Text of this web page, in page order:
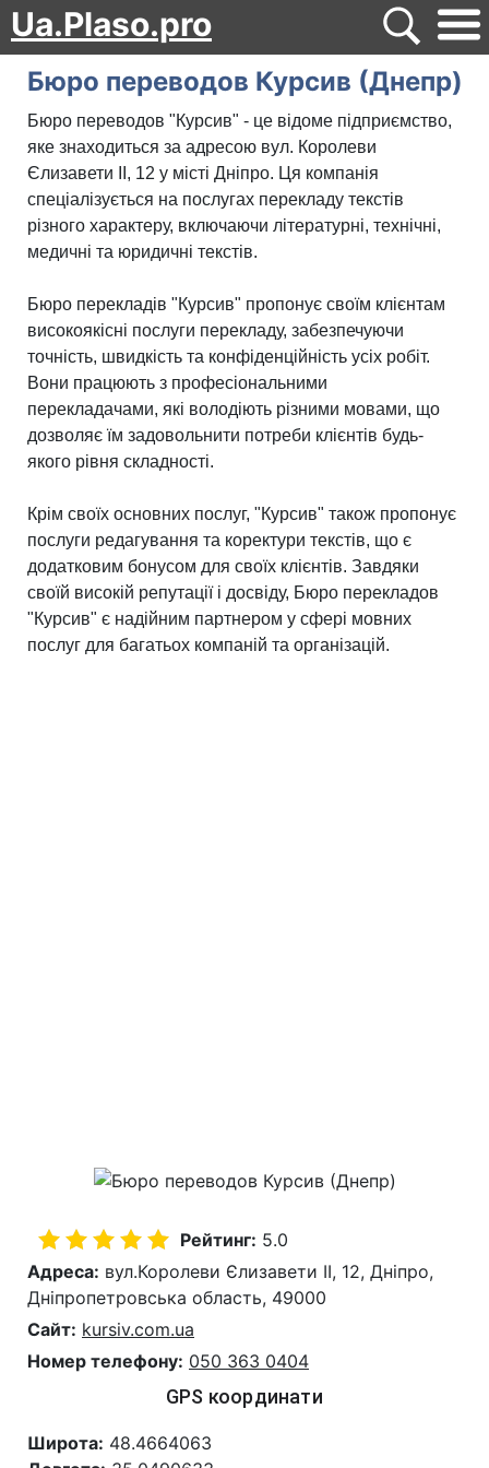
Ua.Plaso.pro
Бюро переводов Курсив (Днепр)
Бюро переводов "Курсив" - це відоме підприємство,
яке знаходиться за адресою вул. Королеви
Єлизавети II, 12 у місті Дніпро. Ця компанія
спеціалізується на послугах перекладу текстів
різного характеру, включаючи літературні, технічні,
медичні та юридичні текстів.
Бюро перекладів "Курсив" пропонує своїм клієнтам
високоякісні послуги перекладу, забезпечуючи
точність, швидкість та конфіденційність усіх робіт.
Вони працюють з професіональними
перекладачами, які володіють різними мовами, що
дозволяє їм задовольнити потреби клієнтів будь-
якого рівня складності.
Крім своїх основних послуг, "Курсив" також пропонує
послуги редагування та коректури текстів, що є
додатковим бонусом для своїх клієнтів. Завдяки
своїй високій репутації і досвіду, Бюро перекладов
"Курсив" є надійним партнером у сфері мовних
послуг для багатьох компаній та організацій.
Рейтинг: 5.0
Адреса: вул.Королеви Єлизавети ІІ, 12, Дніпро,
Дніпропетровська область, 49000
Сайт: kursiv.com.ua
Номер телефону: 050 363 0404
GPS координати
Широта: 48.4664063